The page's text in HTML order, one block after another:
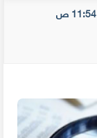
11:54 ص